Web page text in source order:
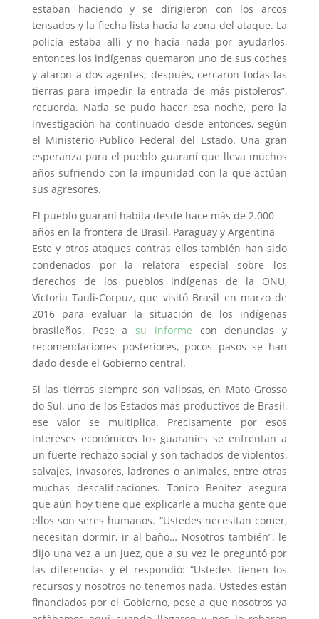
estaban haciendo y se dirigieron con los arcos
tensados y la flecha lista hacia la zona del ataque. La
policía estaba allí y no hacía nada por ayudarlos,
entonces los indígenas quemaron uno de sus coches
y ataron a dos agentes; después, cercaron todas las
tierras para impedir la entrada de más pistoleros”,
recuerda. Nada se pudo hacer esa noche, pero la
investigación ha continuado desde entonces, según
el Ministerio Publico Federal del Estado. Una gran
esperanza para el pueblo guaraní que lleva muchos
años sufriendo con la impunidad con la que actúan
sus agresores.
El pueblo guaraní habita desde hace más de 2.000
años en la frontera de Brasil, Paraguay y Argentina
Este y otros ataques contras ellos también han sido
condenados por la relatora especial sobre los
derechos de los pueblos indígenas de la ONU,
Victoria Tauli-Corpuz, que visitó Brasil en marzo de
2016 para evaluar la situación de los indígenas
brasileños. Pese a su informe con denuncias y
recomendaciones posteriores, pocos pasos se han
dado desde el Gobierno central.
Si las tierras siempre son valiosas, en Mato Grosso
do Sul, uno de los Estados más productivos de Brasil,
ese valor se multiplica. Precisamente por esos
intereses económicos los guaraníes se enfrentan a
un fuerte rechazo social y son tachados de violentos,
salvajes, invasores, ladrones o animales, entre otras
muchas descalificaciones. Tonico Benítez asegura
que aún hoy tiene que explicarle a mucha gente que
ellos son seres humanos. “Ustedes necesitan comer,
necesitan dormir, ir al baño… Nosotros también”, le
dijo una vez a un juez, que a su vez le preguntó por
las diferencias y él respondió: “Ustedes tienen los
recursos y nosotros no tenemos nada. Ustedes están
financiados por el Gobierno, pese a que nosotros ya